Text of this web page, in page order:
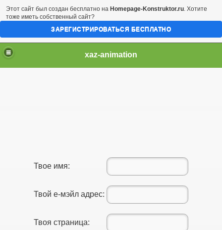
xaz-animation
Твое имя:
Твой е-мэйл адрес:
Твоя страница:
Этот сайт был создан бесплатно на Homepage-Konstruktor.ru. Хотите
тоже иметь собственный сайт?
ЗАРЕГИСТРИРОВАТЬСЯ БЕСПЛАТНО